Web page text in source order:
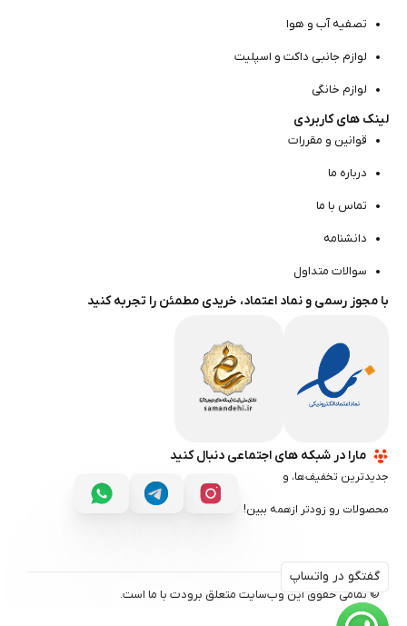
تصفیه آب و هوا
لوازم جانبی داکت و اسپلیت
لوازم خانگی
لینک های کاربردی
قوانین و مقررات
درباره ما
تماس با ما
دانشنامه
سوالات متداول
با مجوز رسمی و نماد اعتماد، خریدی مطمئن را تجربه کنید
مارا در شبکه های اجتماعی دنبال کنید
جدیدترین تخفیف‌ها، و
محصولات رو زودتر ازهمه ببین!
© تمامی حقوق این وب‌سایت متعلق برودت با ‌ما است.
گفتگو در واتساپ
گفتگو در واتساپ